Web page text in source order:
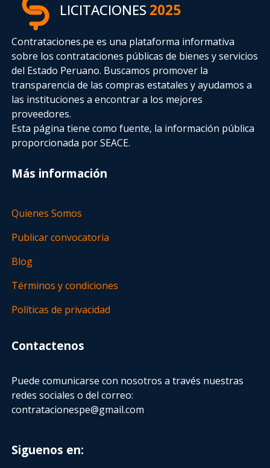
LICITACIONES2025
Contrataciones.pe es una plataforma informativa
sobre los contrataciones públicas de bienes y servicios
del Estado Peruano. Buscamos promover la
transparencia de las compras estatalesy ayudamos a
las instituciones a encontrar a los mejores
proveedores.
Esta página tiene como fuente, la información pública
proporcionada por SEACE.
Más información
Quienes Somos
Publicar convocatoria
Blog
Términos y condiciones
Políticas de privacidad
Contactenos
Puede comunicarse con nosotros a través nuestras
redes sociales o del correo:
contratacionespe@gmail.com
Siguenos en: